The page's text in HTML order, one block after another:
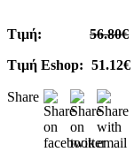
Τιμή: 56.80€
Τιμή Eshop: 51.12€
Share